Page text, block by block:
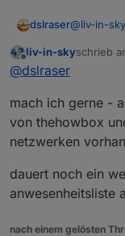
dslraser@liv-in-sky
Script
Offline
liv-in-skyschrieb
zuletzt
@dslraser
mach ich gerne -
von thehowbox
netzwerken
dauert noch ein
anwesenheitsliste
nach einem gelösten